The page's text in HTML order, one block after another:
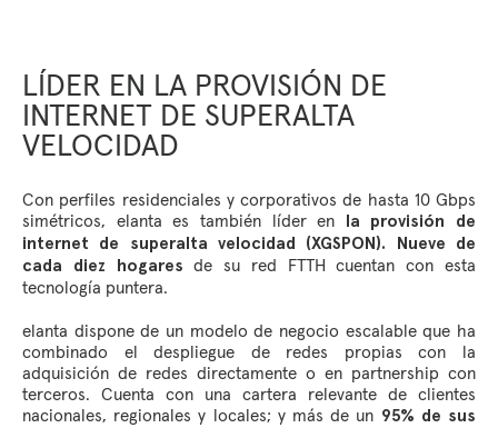
LÍDER EN LA PROVISIÓN DE
INTERNET DE SUPERALTA
VELOCIDAD
Con perfiles residenciales y corporativos de hasta 10 Gbps
simétricos, elanta es también líder en
la provisión de
internet de superalta velocidad (XGSPON). Nueve de
cada diez hogares
de su red FTTH cuentan con esta
tecnología puntera.
elanta dispone de un modelo de negocio escalable que ha
combinado el despliegue de redes propias con la
adquisición de redes directamente o en partnership con
terceros. Cuenta con una cartera relevante de clientes
nacionales, regionales y locales; y más de un 95% de sus